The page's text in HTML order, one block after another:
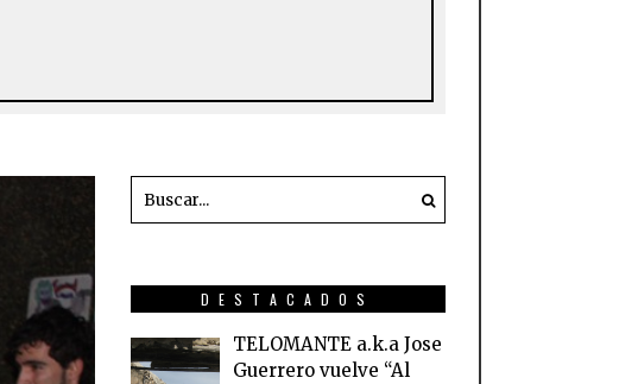
DESTACADOS
TELOMANTE a.k.a Jose
Guerrero vuelve “Al